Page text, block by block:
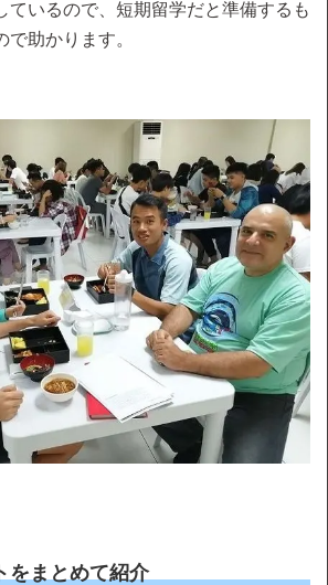
ているので、短期留学だと準備するも
助かります。
をまとめて紹介